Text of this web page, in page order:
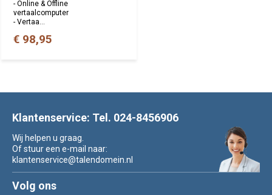
- Online & Offline
vertaalcomputer
- Vertaa...
€ 98,95
Klantenservice: Tel. 024-8456906
Wij helpen u graag.
Of stuur een e-mail naar:
klantenservice@talendomein.nl
Volg ons